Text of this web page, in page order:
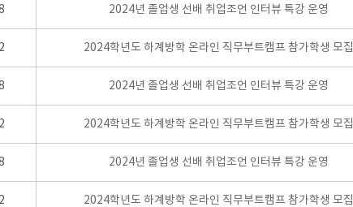
2024년 졸업생 선배 취업조언 인터뷰 특강 운영
2024학년도 하계방학 온라인 직무부트캠프 참가학생 모집
2024년 졸업생 선배 취업조언 인터뷰 특강 운영
2024학년도 하계방학 온라인 직무부트캠프 참가학생 모집
2024년 졸업생 선배 취업조언 인터뷰 특강 운영
2024학년도 하계방학 온라인 직무부트캠프 참가학생 모집